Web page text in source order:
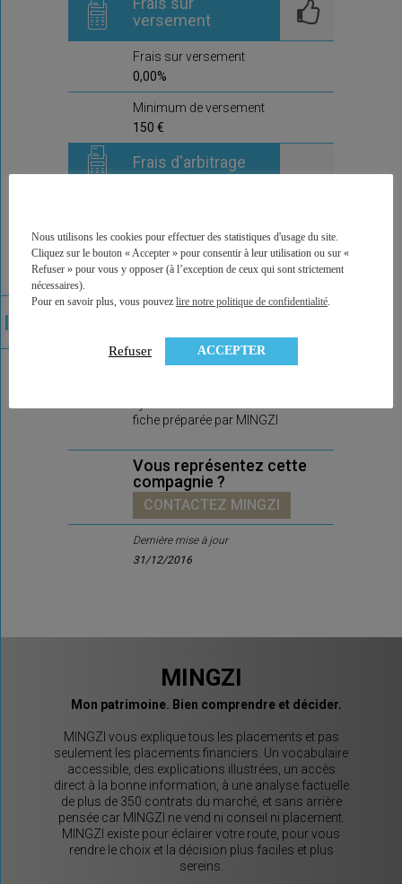
versement
Frais sur versement
0,00%
Minimum de versement
150 €
Frais d'arbitrage
Arbitrages offerts
non
Commentaire de la
fiche préparée par MINGZI
Vous représentez cette
compagnie ?
CONTACTEZ MINGZI
Dernière mise à jour
31/12/2016
MINGZI
Mon patrimoine. Bien comprendre et décider.
MINGZI vous explique tous les placements et pas
seulement les placements financiers. Un vocabulaire
accessible, des explications illustrées, un accès
direct à la bonne information, à une analyse factuelle
de plus de 350 contrats du marché, et sans arrière
pensée car MINGZI ne vend ni conseil ni placement.
MINGZI existe pour éclairer votre route, pour vous
rendre le choix et la décision plus faciles et plus
sereins.
Nous utilisons les cookies pour effectuer des statistiques d'usage du site.
Cliquez sur le bouton « Accepter » pour consentir à leur utilisation ou sur «
Refuser » pour vous y opposer (à l’exception de ceux qui sont strictement
nécessaires).
Pour en savoir plus, vous pouvez lire notre politique de confidentialité
Refuser ACCEPTER